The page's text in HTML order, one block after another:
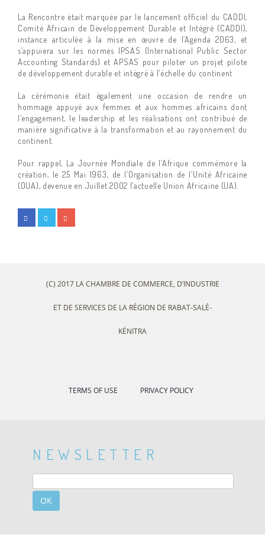
La Rencontre était marquée par le lancement officiel du CADDI,
Comité Africain de Développement Durable et Intégré (CADDI),
instance articulée à la mise en œuvre de l’Agenda 2063, et
s’appuiera sur les normes IPSAS (International Public Sector
Accounting Standards) et APSAS pour piloter un projet pilote
de développement durable et intégré à l’échelle du continent
La cérémonie était également une occasion de rendre un
hommage appuyé aux femmes et aux hommes africains dont
l’engagement, le leadership et les réalisations ont contribué de
manière significative à la transformation et au rayonnement du
continent.
Pour rappel, La Journée Mondiale de l’Afrique commémore la
création, le 25 Mai 1963, de l’Organisation de l’Unité Africaine
(OUA), devenue en Juillet 2002 l’actuelle Union Africaine (UA).
(C) 2017 LA CHAMBRE DE COMMERCE, D’INDUSTRIE
ET DE SERVICES DE LA RÉGION DE RABAT-SALÉ-
KÉNITRA
TERMS OF USE PRIVACY POLICY
NEWSLETTER
OK